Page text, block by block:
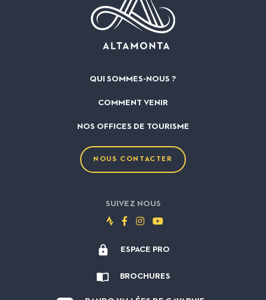
QUI SOMMES-NOUS ?
COMMENT VENIR
NOS OFFICES DE TOURISME
NOUS CONTACTER
SUIVEZ NOUS
Suivez-
Strava
Suivez-
Facebook
Suivez-
Instagram
Suivez-
Youtube
ESPACE PRO
BROCHURES